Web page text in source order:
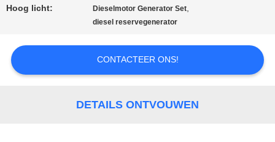
CITAAT
SITEMAP
Hoog licht: Dieselmotor Generator Set,
diesel reservegenerator
CONTACTEER ONS!
DETAILS ONTVOUWEN